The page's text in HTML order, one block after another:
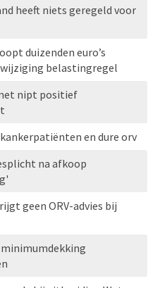
heeft niets geregeld voor
duizenden euro’s
belastingregel
nipt positief
en dure orv
na afkoop
geen ORV-advies bij